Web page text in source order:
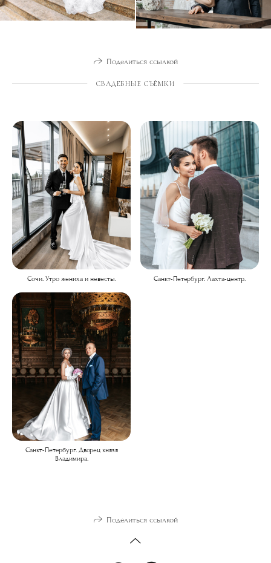
Поделиться ссылкой
СВАДЕБНЫЕ СЪЁМКИ
Сочи. Утро жениха и невесты. Санкт-Петербург. Лахта-центр.
Санкт-Петербург. Дворец князя
Владимира.
Поделиться ссылкой